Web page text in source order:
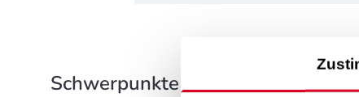
Schwerpunkte im Unterricht